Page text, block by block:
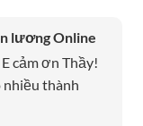
lương Online
cảm ơn Thầy!
nhiều thành